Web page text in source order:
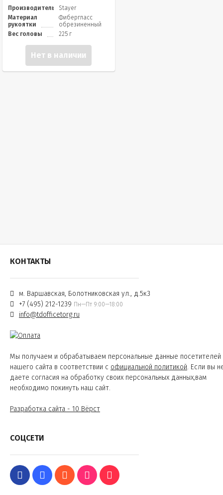
Производитель
Stayer
Материал
рукоятки
Фибергласс
обрезиненный
Вес головы
225 г
Нет в наличии
КОНТАКТЫ
м. Варшавская, Болотниковская ул., д.5к3
+7 (495) 212-1239 Пн—Пт 9:00—18:00
info@tdofficetorg.ru
Мы получаем и обрабатываем персональные данные посетителей
нашего сайта в соответствии с официальной политикой. Если вы
даете согласия на обработку своих персональных данных,вам
необходимо покинуть наш сайт.
Разработка сайта - 10 Вёрст
СОЦСЕТИ